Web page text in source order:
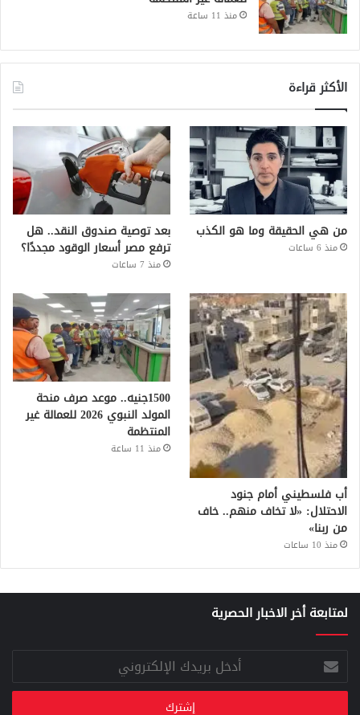
منذ 11 ساعة
الأكثر قراءة
من هي الحقيقة وما هو الكذب
منذ 6 ساعات
بعد توصية صندوق النقد.. هل
ترفع مصر أسعار الوقود مجددًا؟
منذ 7 ساعات
أب فلسطيني أمام جنود
الاحتلال: «لا تخاف منهم.. خاف
من ربنا»
منذ 10 ساعات
1500جنيه.. موعد صرف منحة
المولد النبوي 2026 للعمالة غير
المنتظمة
منذ 11 ساعة
لمتابعة أخر الاخبار الحصرية
أدخل
بريدك
الإلكتروني